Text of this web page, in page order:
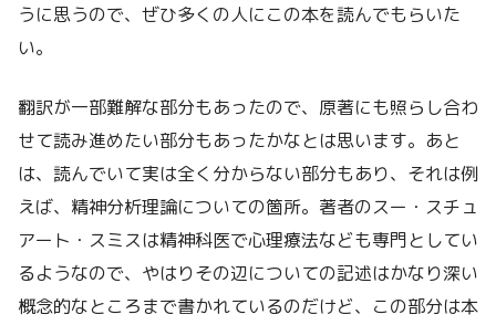
うに思うので、ぜひ多くの人にこの本を読んでもらいた
い。
翻訳が一部難解な部分もあったので、原著にも照らし合わ
せて読み進めたい部分もあったかなとは思います。あと
は、読んでいて実は全く分からない部分もあり、それは例
えば、精神分析理論についての箇所。著者のスー・スチュ
アート・スミスは精神科医で心理療法なども専門としてい
るようなので、やはりその辺についての記述はかなり深い
概念的なところまで書かれているのだけど、この部分は本